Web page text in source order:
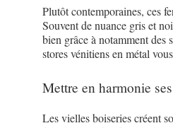
Plutôt contemporaines, ces
Souvent de nuance gris et
bien grâce à notamment des
stores vénitiens en métal
Mettre en harmonie
Les vielles boiseries créent